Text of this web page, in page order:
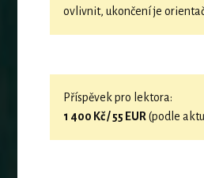
ovlivnit, ukončení je
Příspěvek pro lektora:
1 400 Kč / 55 EUR(podle